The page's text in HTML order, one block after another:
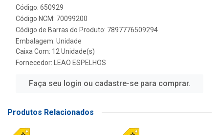
Código: 650929
Código NCM: 70099200
Código de Barras do Produto: 7897776509294
Embalagem: Unidade
Caixa Com: 12 Unidade(s)
Fornecedor:
LEAO ESPELHOS
Faça seu login ou cadastre-se para comprar.
Produtos Relacionados